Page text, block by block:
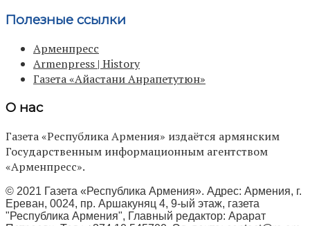
Полезные ссылки
Арменпресс
Armenpress | History
Газета «Айастани Анрапетутюн»
О нас
Газета «Республика Армения» издаётся армянским
Государственным информационным агентством
«Арменпресс».
© 2021 Газета «Республика Армения». Адрес: Армения, г.
Ереван, 0024, пр. Аршакуняц 4, 9-ый этаж, газета
"Республика Армения", Главный редактор: Арарат